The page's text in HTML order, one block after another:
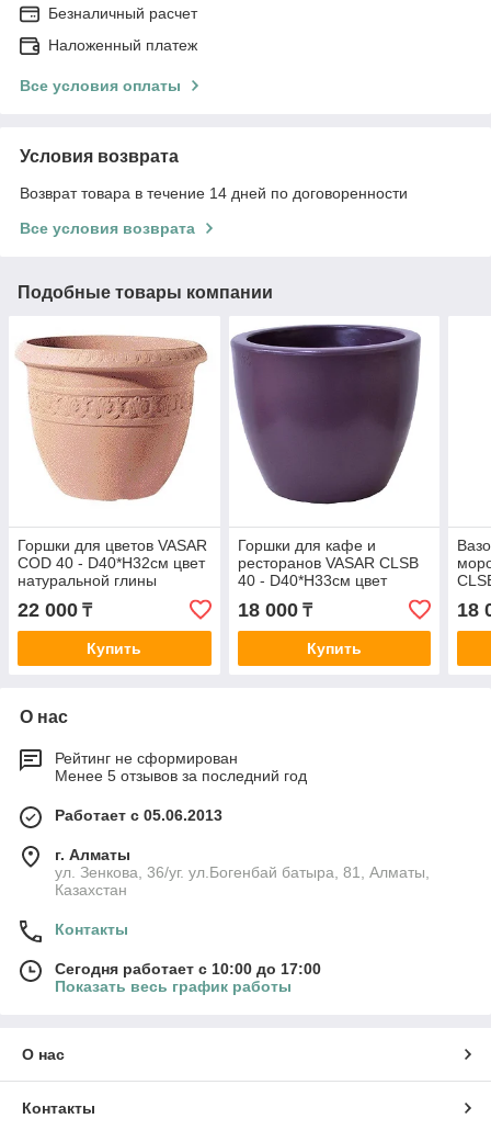
Безналичный расчет
Наложенный платеж
Все условия оплаты
Условия возврата
Возврат товара в течение 14 дней по договоренности
Все условия возврата
Подобные товары компании
Горшки для цветов VASAR
COD 40 - D40*H32cм цвет
натуральной глины
22 000 ₸
Купить
Горшки для кафе и
ресторанов VASAR CLSB
40 - D40*H33cм цвет
темный виноград
18 000₸
Купить
18
О нас
Рейтинг не сформирован
Менее 5 отзывов за последний год
Работает с 05.06.2013
г. Алматы
ул. Зенкова, 36/уг. ул.Богенбай батыра, 81, Алматы,
Казахстан
Контакты
Сегодня работает с 10:00 до 17:00
Показать весь график работы
О нас
Контакты